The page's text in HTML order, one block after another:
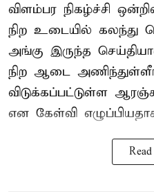
விளம்பர நிகழ்ச்சி
நிற உடையில்
அங்கு இருந்த
நிற ஆடை
விடுக்கப்பட்டுள்ள
என கேள்வி எழுப்பியதாக